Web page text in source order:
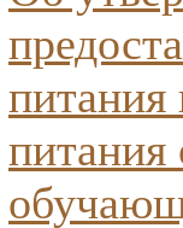
питания
питания